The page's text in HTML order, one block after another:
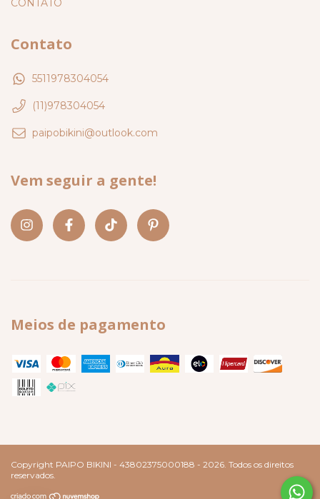
CONTATO
Contato
5511978304054
(11)978304054
paipobikini@outlook.com
Vem seguir a gente!
Meios de pagamento
Copyright PAIPO BIKINI - 43802375000188 - 2026. Todos os direitos
reservados.